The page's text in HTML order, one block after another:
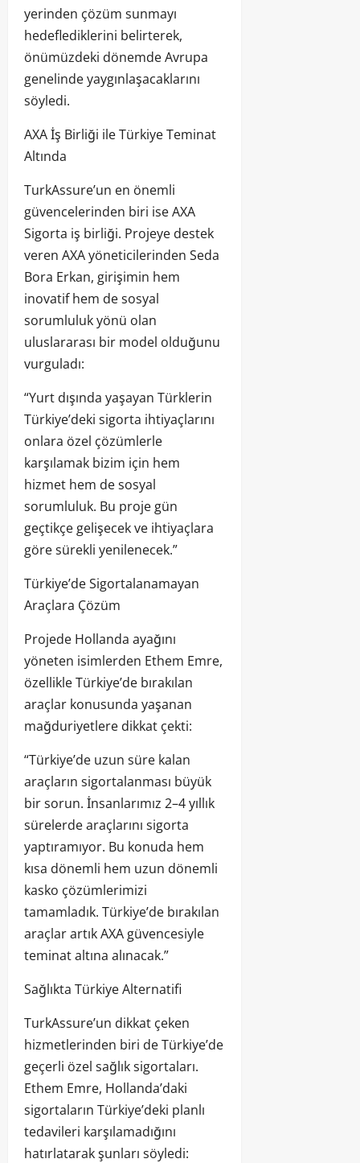
yerinden çözüm sunmayı
hedeflediklerini belirterek,
önümüzdeki dönemde Avrupa
genelinde yaygınlaşacaklarını
söyledi.
AXA İş Birliği ile Türkiye Teminat
Altında
TurkAssure’un en önemli
güvencelerinden biri ise AXA
Sigorta iş birliği. Projeye destek
veren AXA yöneticilerinden Seda
Bora Erkan, girişimin hem
inovatif hem de sosyal
sorumluluk yönü olan
uluslararası bir model olduğunu
vurguladı:
“Yurt dışında yaşayan Türklerin
Türkiye’deki sigorta ihtiyaçlarını
onlara özel çözümlerle
karşılamak bizim için hem
hizmet hem de sosyal
sorumluluk. Bu proje gün
geçtikçe gelişecek ve ihtiyaçlara
göre sürekli yenilenecek.”
Türkiye’de Sigortalanamayan
Araçlara Çözüm
Projede Hollanda ayağını
yöneten isimlerden Ethem Emre,
özellikle Türkiye’de bırakılan
araçlar konusunda yaşanan
mağduriyetlere dikkat çekti:
“Türkiye’de uzun süre kalan
araçların sigortalanması büyük
bir sorun. İnsanlarımız 2–4 yıllık
sürelerde araçlarını sigorta
yaptıramıyor. Bu konuda hem
kısa dönemli hem uzun dönemli
kasko çözümlerimizi
tamamladık. Türkiye’de bırakılan
araçlar artık AXA güvencesiyle
teminat altına alınacak.”
Sağlıkta Türkiye Alternatifi
TurkAssure’un dikkat çeken
hizmetlerinden biri de Türkiye’de
geçerli özel sağlık sigortaları.
Ethem Emre, Hollanda’daki
sigortaların Türkiye’deki planlı
tedavileri karşılamadığını
hatırlatarak şunları söyledi: